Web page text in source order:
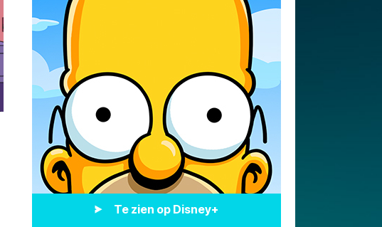
Te zien op Disney+